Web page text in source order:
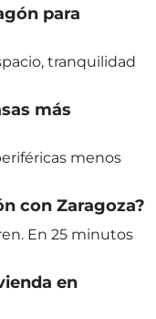
para
tranquilidad
más
menos
con Zaragoza?
En 25 minutos
en